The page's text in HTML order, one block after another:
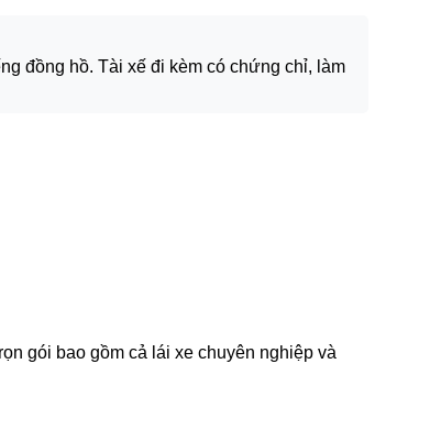
đồng hồ. Tài xế đi kèm có chứng chỉ, làm
gói bao gồm cả lái xe chuyên nghiệp và